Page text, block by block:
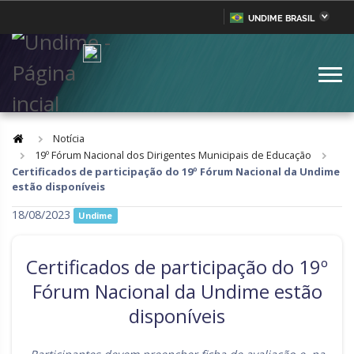
UNDIME BRASIL
Amazonas
Bahia
Goiás Maranhão
Minas Gerais
Mato Grosso
Piauí Paraná
Rio Grande do Norte
Notícia
19º Fórum Nacional dos Dirigentes Municipais de Educação
Certificados de participação do 19º Fórum Nacional da Undime
estão disponíveis
18/08/2023 Undime
Certificados de participação do 19º
Fórum Nacional da Undime estão
disponíveis